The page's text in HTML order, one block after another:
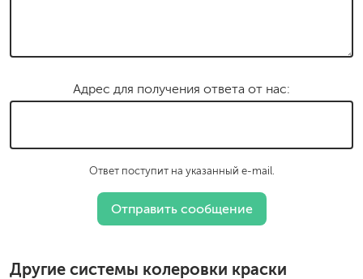
Адрес для получения ответа от нас:
Ответ поступит на указанный e-mail.
Другие системы колеровки краски